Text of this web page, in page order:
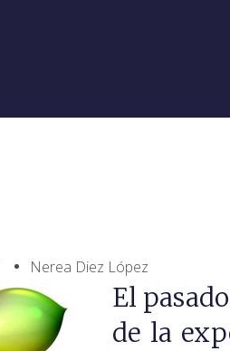
Nerea Diez López
El
de la